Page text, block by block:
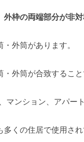
外枠の両端部分が非
外筒があります。
外筒が合致すること
ンション、アパー
くの住居で使用され